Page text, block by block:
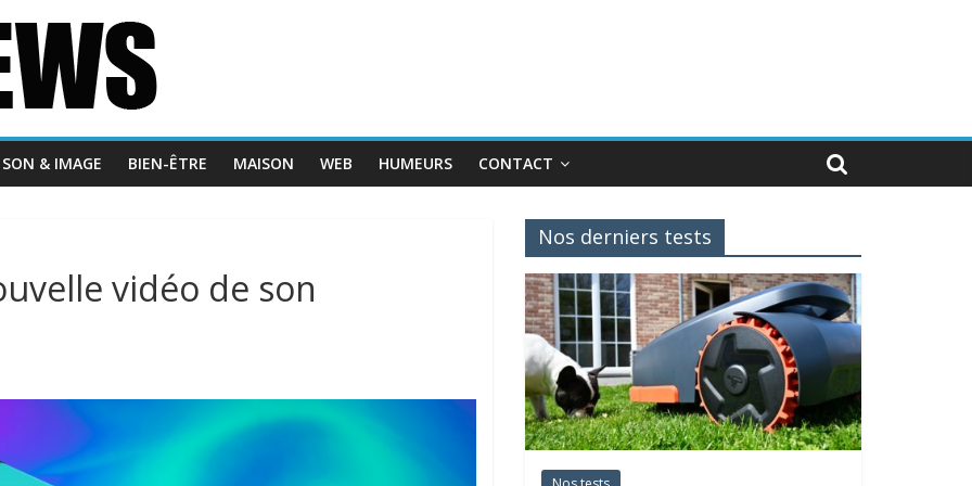
SON & IMAGE BIEN-ÊTRE MAISON WEB HUMEURS CONTACT
vidéo de son
Nos derniers tests